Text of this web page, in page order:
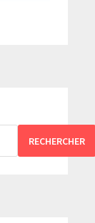
RECHERCHER